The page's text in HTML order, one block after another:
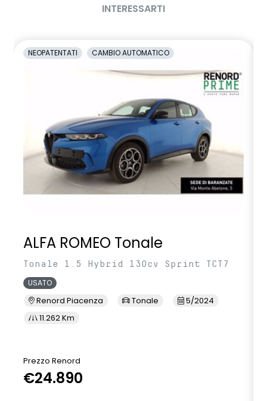
INTERESSARTI
NEOPATENTATI CAMBIO AUTOMATICO
ALFA ROMEO Tonale
Tonale 1.5 Hybrid 130cv Sprint TCT7
USATO
Renord Piacenza Tonale
5/2024
11.262 Km
Prezzo Renord
€24.890